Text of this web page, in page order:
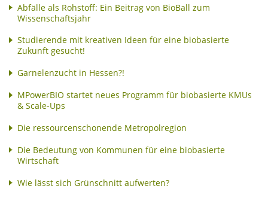
Abfälle als Rohstoff: Ein Beitrag von BioBall zum
Wissenschaftsjahr
Studierende mit kreativen Ideen für eine biobasierte
Zukunft gesucht!
Garnelenzucht in Hessen?!
MPowerBIO startet neues Programm für biobasierte KMUs
& Scale-Ups
Die ressourcenschonende Metropolregion
Die Bedeutung von Kommunen für eine biobasierte
Wirtschaft
Wie lässt sich Grünschnitt aufwerten?